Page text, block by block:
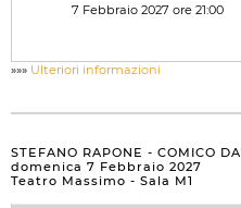
7 Febbraio 2027 ore 21:00
»»» Ulteriori informazioni
STEFANO RAPONE - COMICO
domenica 7 Febbraio 2027
Teatro Massimo - Sala M1